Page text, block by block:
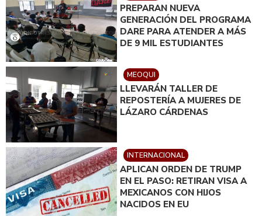
PREPARAN NUEVA
GENERACIÓN DEL PROGRAMA
DARE PARA ATENDER A MÁS
DE 9 MIL ESTUDIANTES
MEOQUI
LLEVARÁN TALLER DE
REPOSTERÍA A MUJERES DE
LÁZARO CÁRDENAS
INTERNACIONAL
APLICAN ORDEN DE TRUMP
EN EL PASO: RETIRAN VISA A
MEXICANOS CON HIJOS
NACIDOS EN EU